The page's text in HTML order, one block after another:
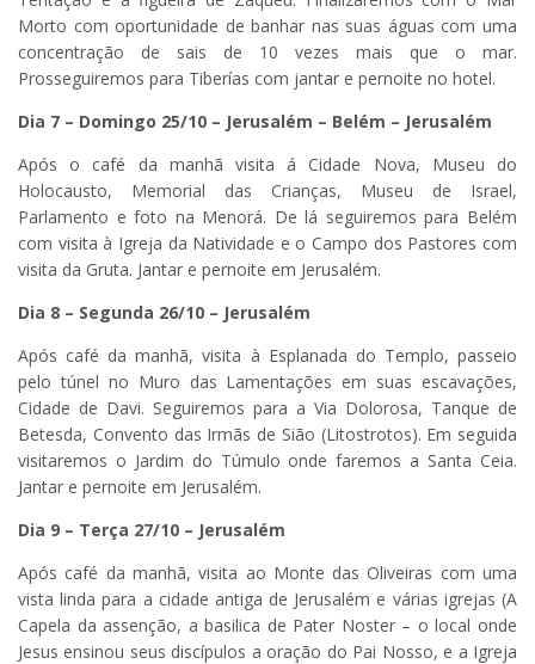
Morto com oportunidade de banhar nas suas águas com uma
concentração de sais de 10 vezes mais que o mar.
Prosseguiremos para Tiberías com jantar e pernoite no hotel.
Dia 7 – Domingo 25/10 – Jerusalém – Belém – Jerusalém
Após o café da manhã visita á Cidade Nova, Museu do
Holocausto, Memorial das Crianças, Museu de Israel,
Parlamento e foto na Menorá. De lá seguiremos para Belém
com visita à Igreja da Natividade e o Campo dos Pastores com
visita da Gruta. Jantar e pernoite em Jerusalém.
Dia 8 – Segunda 26/10 – Jerusalém
Após café da manhã, visita à Esplanada do Templo, passeio
pelo túnel no Muro das Lamentações em suas escavações,
Cidade de Davi. Seguiremos para a Via Dolorosa, Tanque de
Betesda, Convento das Irmãs de Sião (Litostrotos). Em seguida
visitaremos o Jardim do Túmulo onde faremos a Santa Ceia.
Jantar e pernoite em Jerusalém.
Dia 9 – Terça 27/10 – Jerusalém
Após café da manhã, visita ao Monte das Oliveiras com uma
vista linda para a cidade antiga de Jerusalém e várias igrejas (A
Capela da assenção, a basilica de Pater Noster – o local onde
Jesus ensinou seus discípulos a oração do Pai Nosso, e a Igreja